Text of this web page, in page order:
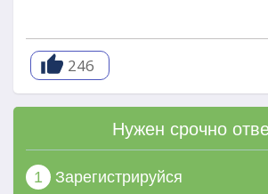
246
Нужен срочно
1 Зарегистрируйся